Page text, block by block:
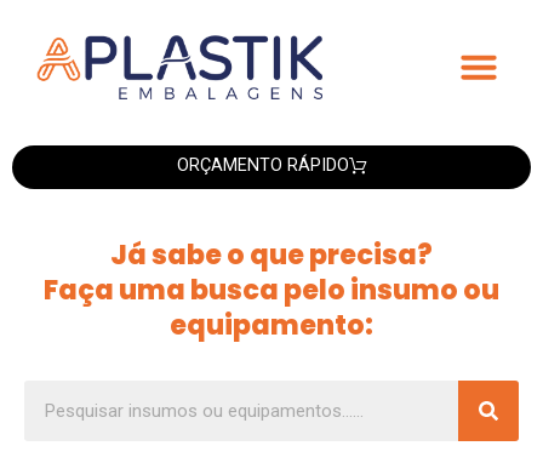
ORÇAMENTO RÁPIDO
Já sabe o que precisa?
Faça uma busca pelo insumo ou
equipamento: